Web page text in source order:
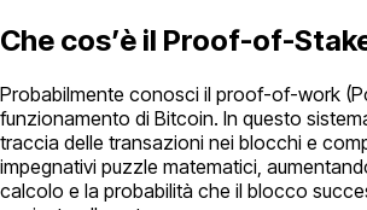
Che cos’è il Proof-of-
Probabilmente conosci il proof-of-work
funzionamento di Bitcoin. In questo
traccia delle transazioni nei blocchi e
impegnativi puzzle matematici,
calcolo e la probabilità che il blocco